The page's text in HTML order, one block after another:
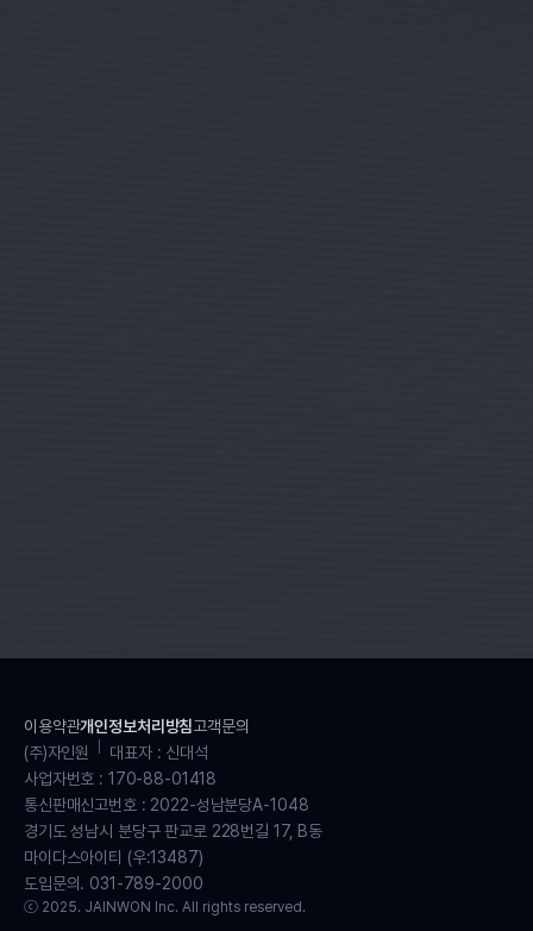
이용약관개인정보처리방침고객문의
(주)자인원
대표자 : 신대석
사업자번호 : 170-88-01418
통신판매신고번호 : 2022-성남분당A-1048
경기도 성남시 분당구 판교로 228번길 17, B동
마이다스아이티 (우:13487)
도입문의. 031-789-2000
ⓒ 2025. JAINWON Inc. All rights reserved.